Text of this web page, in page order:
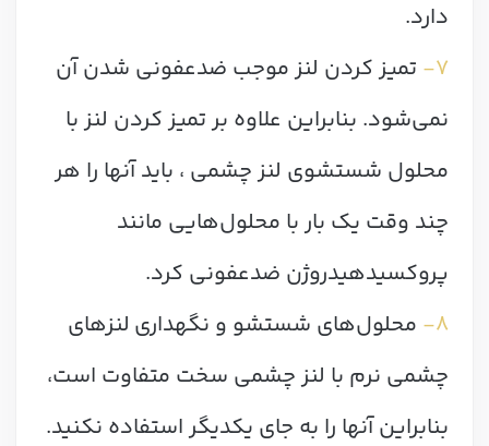
دارد.
۷-
تمیز کردن لنز موجب ضدعفونی شدن آن
نمی‌شود. بنابراین علاوه بر تمیز کردن لنز با
محلول شستشوی لنز چشمی ، باید آنها را هر
چند وقت یک بار با محلول‌هایی مانند
پروکسیدهیدروژن ضدعفونی کرد.
۸-
محلول‌های شستشو و نگهداری لنزهای
چشمی نرم با لنز چشمی سخت متفاوت‌ است،
بنابراین آنها را به جای یکدیگر استفاده نکنید.